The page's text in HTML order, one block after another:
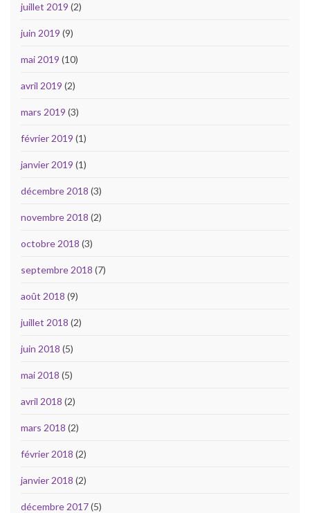
juillet 2019 (2)
juin 2019 (9)
mai 2019 (10)
avril 2019 (2)
mars 2019 (3)
février 2019 (1)
janvier 2019 (1)
décembre 2018 (3)
novembre 2018 (2)
octobre 2018 (3)
septembre 2018 (7)
août 2018 (9)
juillet 2018 (2)
juin 2018 (5)
mai 2018 (5)
avril 2018 (2)
mars 2018 (2)
février 2018 (2)
janvier 2018 (2)
décembre 2017(5)